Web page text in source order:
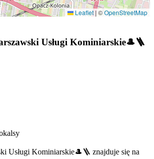
Leaflet |©OpenStreetMap
Usługi Kominiarskie🎩🪜
Usługi Kominiarskie🎩🪜 znajduje się na